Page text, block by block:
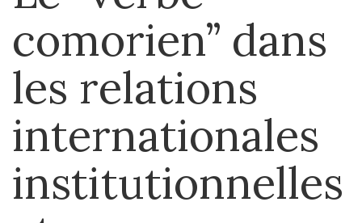
comorien” dans
les relations
internationales
institutionnelles